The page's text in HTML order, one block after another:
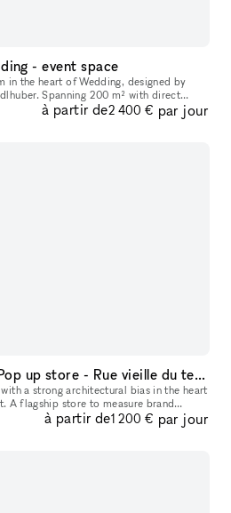
- event space
in the heart of Wedding, designed by
Spanning 200 m² with direct
and rooftop, the space offers
à partir de2 400 € par jour
Boutique éphémère - Pop up store - Rue vieille du temple (Marais)
a strong architectural bias in the heart
A flagship store to measure brand
a BP based on the many l
à partir de1 200 € par jour